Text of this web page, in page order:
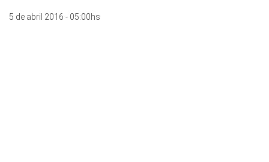
5 de abril 2016 - 05:00hs